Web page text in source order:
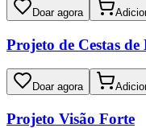
Doar agora
Projeto de Cestas
Doar agora
Projeto Visão Forte